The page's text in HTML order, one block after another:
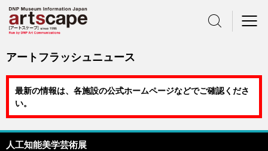
アートフラッシュニュース
最新の情報は、各施設の公式ホームページなどでご確認くださ
い。
人工知能美学芸術展
サイト内検索